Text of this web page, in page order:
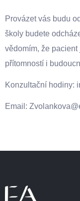
Provázet vás budu
školy budete
vědomím, že
přítomností i
Konzultační hodiny:
Email: